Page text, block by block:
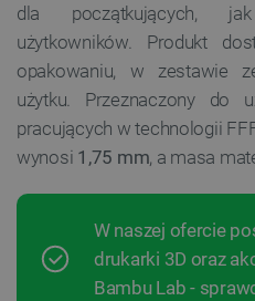
dla początkujących,
użytkowników. Produkt
opakowaniu, w zestawie
użytku. Przeznaczony do
pracujących w technologii
wynosi 1,75 mm, a masa
W naszej ofercie
drukarki 3D oraz
Bambu Lab -